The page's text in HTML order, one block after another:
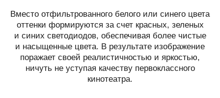
Вместо отфильтрованного белого или синего цвета
оттенки формируются за счет красных, зеленых
и синих светодиодов, обеспечивая более чистые
и насыщенные цвета. В результате изображение
поражает своей реалистичностью и яркостью,
ничуть не уступая качеству первоклассного
кинотеатра.